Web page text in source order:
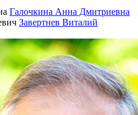
Галочкина Анна Дмитриевна
Завертнев Виталий